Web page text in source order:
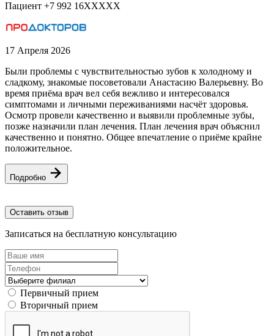
Пациент +7 992 16XXXXX
17 Апреля 2026
Были проблемы с чувствительностью зубов к холодному и
сладкому, знакомые посоветовали Анастасию Валерьевну. Во
время приёма врач вел себя вежливо и интересовался
симптомами и личными переживаниями насчёт здоровья.
Осмотр провели качественно и выявили проблемные зубы,
позже назначили план лечения. План лечения врач объяснил
качественно и понятно. Общее впечатление о приёме крайне
положительное.
Подробно
Оставить отзыв
Записаться на бесплатную консультацию
Первичный прием
Вторичный прием